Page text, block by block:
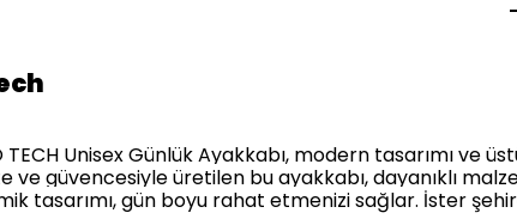
TECH Unisex Günlük Ayakkabı, modern tasarımı
ve güvencesiyle üretilen bu ayakkabı, dayanıklı
tasarımı, gün boyu rahat etmenizi sağlar. İster